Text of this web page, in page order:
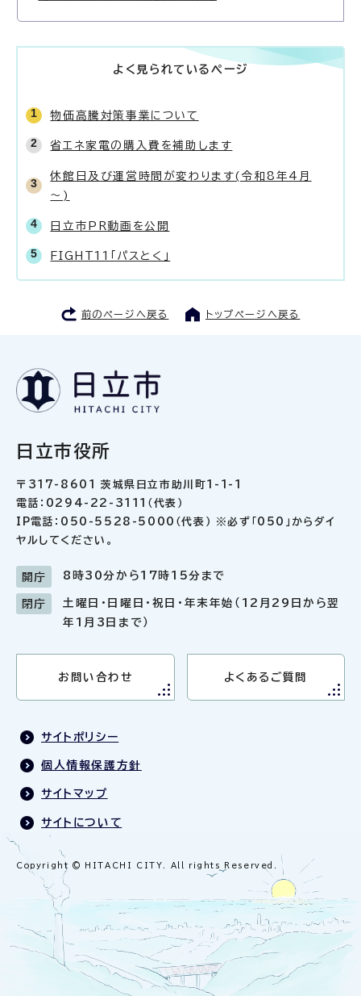
よく見られているページ
物価高騰対策事業について
省エネ家電の購入費を補助します
休館日及び運営時間が変わります(令和8年4月
～)
日立市PR動画を公開
FIGHT11「パスとく」
前のページへ戻る トップページへ戻る
日立市役所
〒317-8601 茨城県日立市助川町1-1-1
電話：0294-22-3111（代表）
IP電話：050-5528-5000（代表） ※必ず「050」からダイ
ヤルしてください。
開庁 8時30分から17時15分まで
閉庁
土曜日・日曜日・祝日・年末年始（12月29日から翌
年1月3日まで）
お問い合わせ よくあるご質問
サイトポリシー
個人情報保護方針
サイトマップ
サイトについて
Copyright © HITACHI CITY. All rights Reserved.